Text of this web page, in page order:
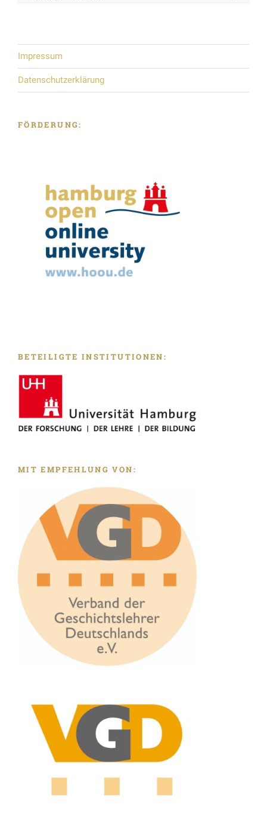
Impressum
Datenschutzerklärung
FÖRDERUNG:
BETEILIGTE INSTITUTIONEN:
MIT EMPFEHLUNG VON: